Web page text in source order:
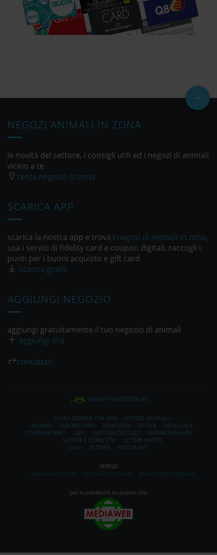
NEGOZI ANIMALI IN ZONA
le novità del settore, i consigli utili ed i negozi di animali
vicino a te
cerca negozio in zona
SCARICA APP
scarica la nostra app e trova i negozi di animali in zona,
usa i servizi di fidelity card e coupon digitali, raccogli i
punti per i buoni acquisto e gift card
scarica gratis
AGGIUNGI NEGOZIO
aggiungi gratuitamente il tuo negozio di animali
aggiungi ora
contattaci
MEDIA PROMOTION SRL
GUIDA AZIENDE ITALIANE
NOTIZIE MUSICALI
ANIMALI
ERBORISTERIA BENESSERE OTTICA
ARTIGIANI E
COMMERCIANTI
LIBRI FATTURA DIGITALE
MEDIADIBOX ADV
NOTIZIE E CURIOSITA'
ULTIME NOTIZE
OGGI
PIZZERIE RISTORANTI
SERVIZI
fattura elettronica
dizionario contabile guida negozio digitale
per la pubblicità su questo sito